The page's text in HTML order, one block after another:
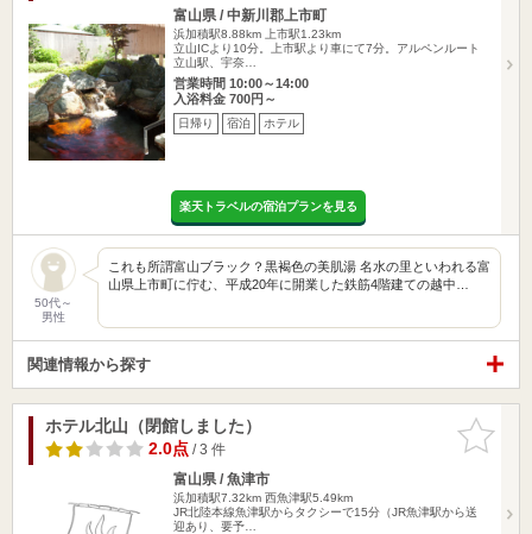
富山県 / 中新川郡上市町
浜加積駅8.88km
上市駅1.23km
立山ICより10分。上市駅より車にて7分。アルペンルート
立山駅、宇奈…
営業時間 10:00～14:00
入浴料金 700円～
日帰り 宿泊 ホテル
楽天トラベルの宿泊プランを見る
50代～
男性
これも所謂富山ブラック？黒褐色の美肌湯 名水の里といわれる富
山県上市町に佇む、平成20年に開業した鉄筋4階建ての越中…
関連情報から探す
お気に入
りに追加
ホテル北山（閉館しました）
2.0点/ 3 件
富山県 / 魚津市
浜加積駅7.32km 西魚津駅5.49km
JR北陸本線魚津駅からタクシーで15分（JR魚津駅から送
迎あり、要予…